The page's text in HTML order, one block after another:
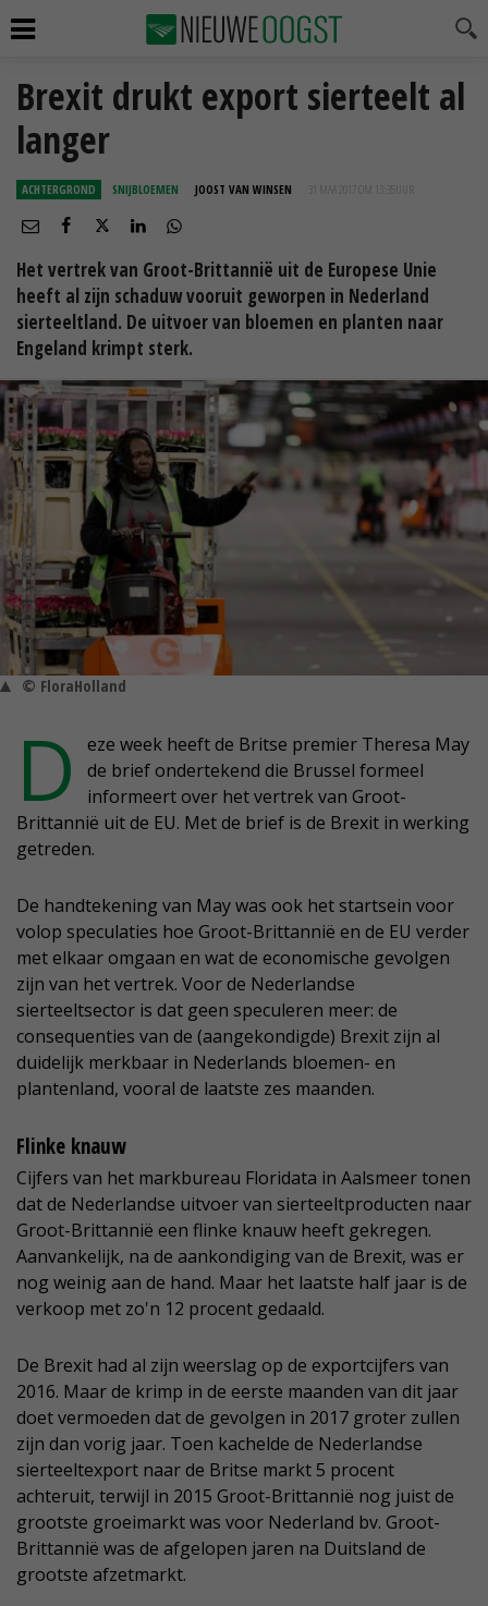
Brexit drukt export sierteelt al
langer
ACHTERGROND SNIJBLOEMEN JOOST VAN WINSEN 31 MAA 2017 OM 13:35
Het vertrek van Groot-Brittannië uit de Europese Unie
heeft al zijn schaduw vooruit geworpen in Nederland
sierteeltland. De uitvoer van bloemen en planten naar
Engeland krimpt sterk.
© FloraHolland
D
eze week heeft de Britse premier Theresa May
de brief ondertekend die Brussel formeel
informeert over het vertrek van Groot-
Brittannië uit de EU. Met de brief is de Brexit in werking
getreden.
De handtekening van May was ook het startsein voor
volop speculaties hoe Groot-Brittannië en de EU verder
met elkaar omgaan en wat de economische gevolgen
zijn van het vertrek. Voor de Nederlandse
sierteeltsector is dat geen speculeren meer: de
consequenties van de (aangekondigde) Brexit zijn al
duidelijk merkbaar in Nederlands bloemen- en
plantenland, vooral de laatste zes maanden.
Flinke knauw
Cijfers van het markbureau Floridata in Aalsmeer tonen
dat de Nederlandse uitvoer van sierteeltproducten naar
Groot-Brittannië een flinke knauw heeft gekregen.
Aanvankelijk, na de aankondiging van de Brexit, was er
nog weinig aan de hand. Maar het laatste half jaar is de
verkoop met zo'n 12 procent gedaald.
De Brexit had al zijn weerslag op de exportcijfers van
2016. Maar de krimp in de eerste maanden van dit jaar
doet vermoeden dat de gevolgen in 2017 groter zullen
zijn dan vorig jaar. Toen kachelde de Nederlandse
sierteeltexport naar de Britse markt 5 procent
achteruit, terwijl in 2015 Groot-Brittannië nog juist de
grootste groeimarkt was voor Nederland bv. Groot-
Brittannië was de afgelopen jaren na Duitsland de
grootste afzetmarkt.